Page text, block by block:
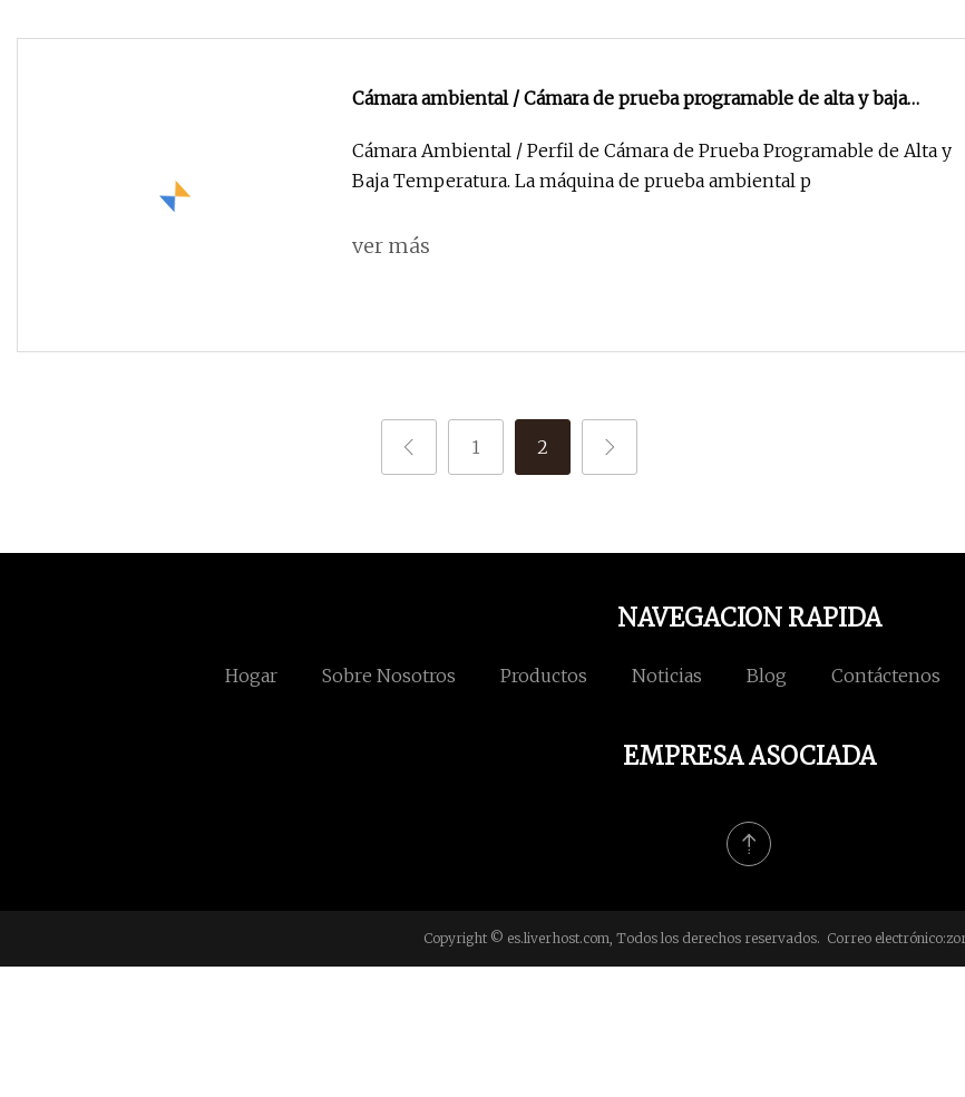
Cámara ambiental / Cámara de prueba programable de alta y baja
Cámara Ambiental / Perfil de Cámara de Prueba Programable de Alta y
Baja Temperatura. La máquina de prueba ambiental p
ver más
1 2
NAVEGACION RAPIDA
Hogar Sobre Nosotros Productos Noticias Blog Contáctenos
EMPRESA ASOCIADA
Copyright © es.liverhost.com, Todos los derechos reservados. Correo electrónico: